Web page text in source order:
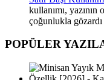
kullanımı,
çoğunlukla
POPÜLER